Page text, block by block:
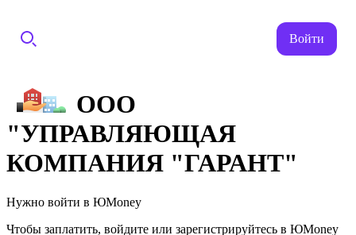
Войти
ООО
"УПРАВЛЯЮЩАЯ
КОМПАНИЯ "ГАРАНТ"
Нужно войти в ЮMoney
Чтобы заплатить, войдите или зарегистрируйтесь в ЮMoney